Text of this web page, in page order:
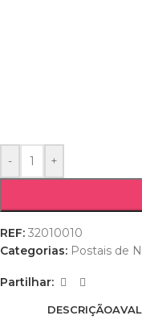
- +
REF: 32010010
Categorias: Postais de
Partilhar:
DESCRIÇÃO